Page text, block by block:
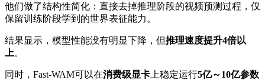
他们做了结构性简化：直接去掉推理阶段的视频预测过程，仅
保留训练阶段学到的世界表征能力。
结果显示，模型性能没有明显下降，但推理速度提升4倍以
上。
同时，Fast-WAM可以在消费级显卡 上稳定运行5亿～10亿参数